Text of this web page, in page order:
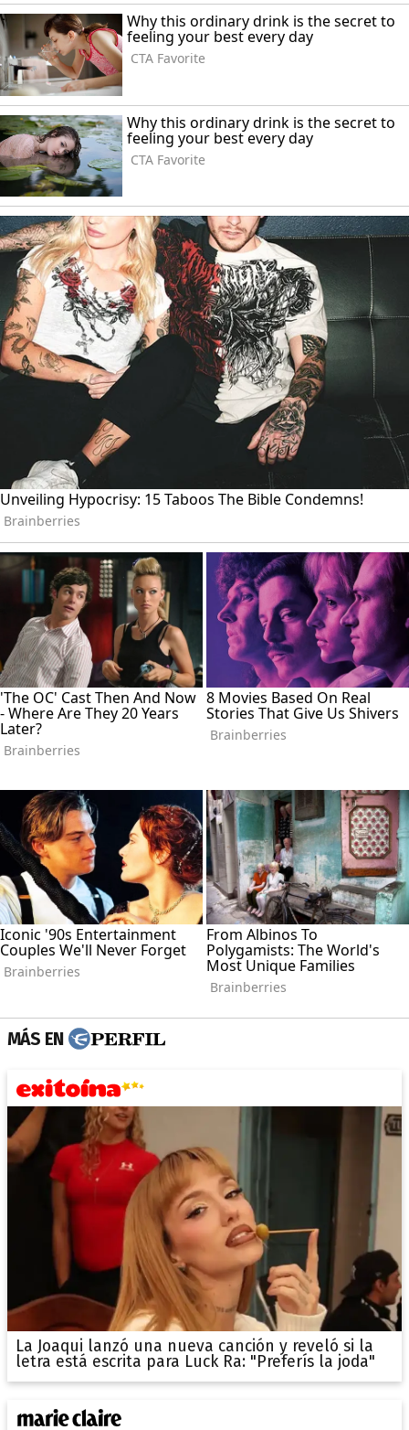
MÁS EN
La Joaqui lanzó una nueva canción y reveló si la
letra está escrita para Luck Ra: "Preferís la joda"